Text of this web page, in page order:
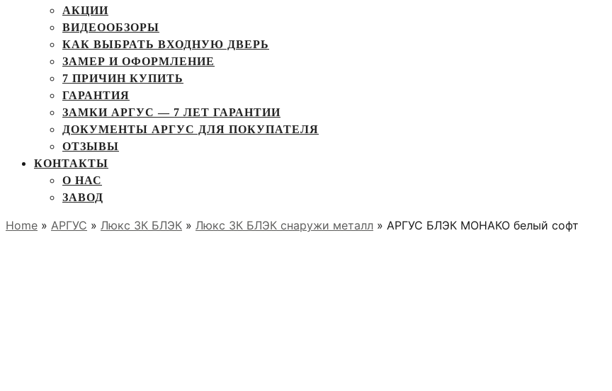
АКЦИИ
ВИДЕООБЗОРЫ
КАК ВЫБРАТЬ ВХОДНУЮ ДВЕРЬ
ЗАМЕР И ОФОРМЛЕНИЕ
7 ПРИЧИН КУПИТЬ
ГАРАНТИЯ
ЗАМКИ АРГУС — 7 ЛЕТ ГАРАНТИИ
ДОКУМЕНТЫ АРГУС ДЛЯ ПОКУПАТЕЛЯ
ОТЗЫВЫ
КОНТАКТЫ
О НАС
ЗАВОД
Home » АРГУС » Люкс 3К БЛЭК » Люкс 3К БЛЭК снаружи металл » АРГУС БЛЭК МОНАКО белый софт